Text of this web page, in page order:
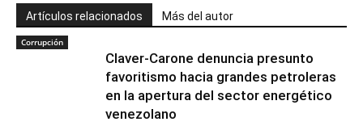
Artículos relacionados Más del autor
Corrupción
Claver-Carone denuncia presunto
favoritismo hacia grandes petroleras
en la apertura del sector energético
venezolano